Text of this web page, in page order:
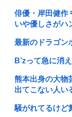
俳優・岸田健作
いや優しさがハ
最新のドラゴン
B’zって急に消
熊本出身の大物
出てこない人い
騒がれてるけど